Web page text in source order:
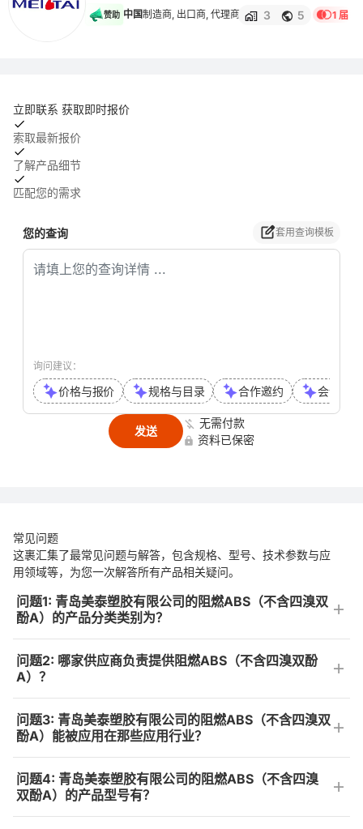
赞助 中国制造商, 出口商, 代理商 3 5 1 届
立即联系 获取即时报价
索取最新报价
了解产品细节
匹配您的需求
您的查询 套用查询模板
询问建议：
价格与报价 规格与目录 合作邀约 会议或
发送
无需付款
资料已保密
常见问题
这裹汇集了最常见问题与解答，包含规格、型号、技术参数与应
用领域等，为您一次解答所有产品相关疑问。
问题1: 青岛美泰塑胶有限公司的阻燃ABS（不含四溴双
酚A）的产品分类类别为？
问题2: 哪家供应商负责提供阻燃ABS（不含四溴双酚
A）？
问题3: 青岛美泰塑胶有限公司的阻燃ABS（不含四溴双
酚A）能被应用在那些应用行业？
问题4: 青岛美泰塑胶有限公司的阻燃ABS（不含四溴
双酚A）的产品型号有？